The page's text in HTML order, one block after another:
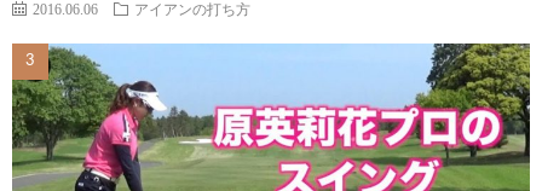
2016.06.06 アイアンの打ち方